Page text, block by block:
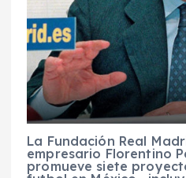
La Fundación Real
empresario Florentino
promueve siete